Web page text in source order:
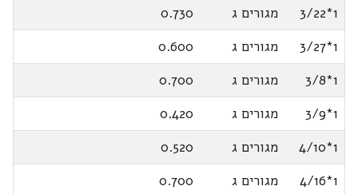
1*3/22
מגורים ג
0.730
1*3/27
מגורים ג
0.600
1*3/8
מגורים ג
0.700
1*3/9
מגורים ג
0.420
1*4/10
מגורים ג
0.520
1*4/16
מגורים ג
0.700